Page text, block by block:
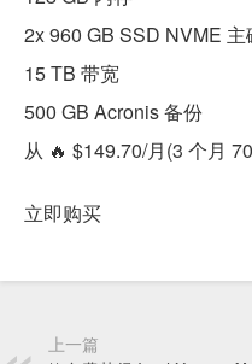
2x 960 GB SSD NVME 主
15 TB 带宽
500 GB Acronis 备份
从 🔥 $149.70/月(3 个月
立即购买
上一篇